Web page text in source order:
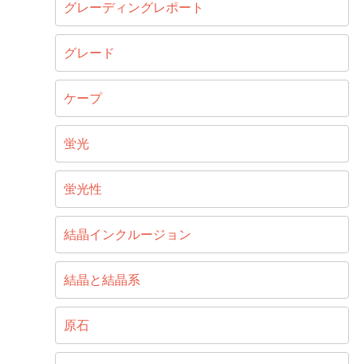
グレーディングレポート
グレード
ケープ
蛍光
蛍光性
結晶インクルージョン
結晶と結晶系
原石